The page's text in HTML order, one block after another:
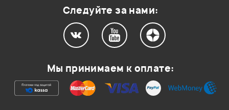
Следуйте за нами:
Мы принимаем к оплате: